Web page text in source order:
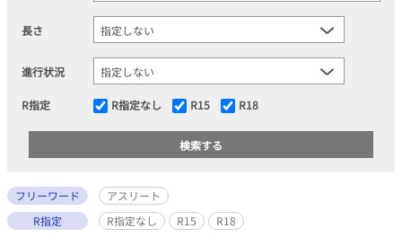
長さ
進行状況
R指定 R指定なし R15 R18
フリーワード
アスリート
R指定
R指定なし R15 R18